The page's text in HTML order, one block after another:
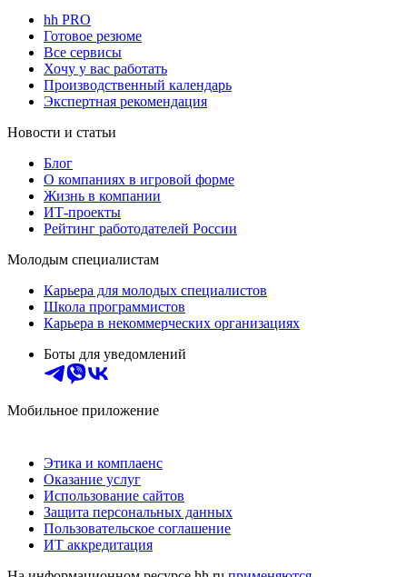
hh PRO
Готовое резюме
Все сервисы
Хочу у вас работать
Производственный календарь
Экспертная рекомендация
Новости и статьи
Блог
О компаниях в игровой форме
Жизнь в компании
ИТ-проекты
Рейтинг работодателей России
Молодым специалистам
Карьера для молодых специалистов
Школа программистов
Карьера в некоммерческих организациях
Боты для уведомлений
Мобильное приложение
Этика и комплаенс
Оказание услуг
Использование сайтов
Защита персональных данных
Пользовательское соглашение
ИТ аккредитация